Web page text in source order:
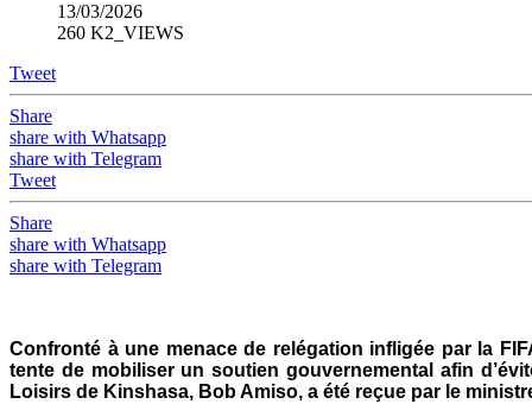
13/03/2026
260 K2_VIEWS
Tweet
Share
share with Whatsapp
share with Telegram
Tweet
Share
share with Whatsapp
share with Telegram
Confronté à une menace de relégation infligée par la
tente de mobiliser un soutien gouvernemental afin
Loisirs de Kinshasa, Bob Amiso, a été reçue par le